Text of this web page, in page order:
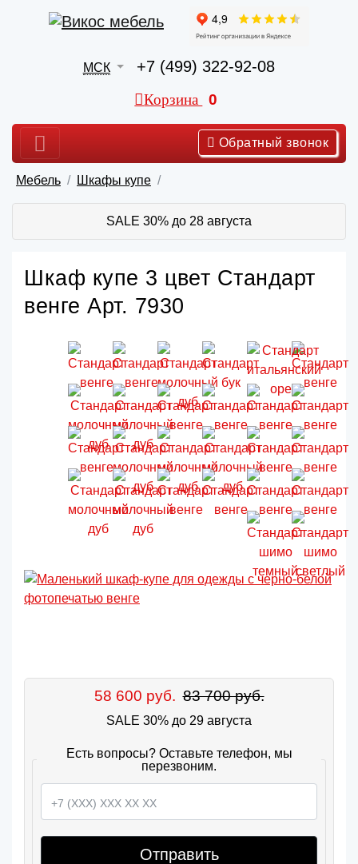
МСК +7 (499) 322-92-08
Корзина 0
Обратный звонок
Мебель Шкафы купе
SALE 30% до 28 августа
Шкаф купе 3 цвет Стандарт
венге Арт. 7930
58 600 руб. 83 700 руб.
SALE 30% до 29 августа
Есть вопросы? Оставьте телефон, мы
перезвоним.
Отправить